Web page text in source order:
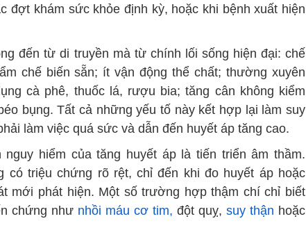
đợt khám sức khỏe định kỳ, hoặc khi bệnh xuất hiện
đến từ di truyền mà từ chính lối sống hiện đại: chế
chế biến sẵn; ít vận động thể chất; thường xuyên
cà phê, thuốc lá, rượu bia; tăng cân không kiểm
bụng. Tất cả những yếu tố này kết hợp lại làm suy
làm việc quá sức và dẫn đến huyết áp tăng cao.
nguy hiểm của tăng huyết áp là tiến triển âm thầm.
có triệu chứng rõ rệt, chỉ đến khi đo huyết áp hoặc
mới phát hiện. Một số trường hợp thậm chí chỉ biết
chứng như nhồi máu cơ tim, đột quỵ, suy thận hoặc